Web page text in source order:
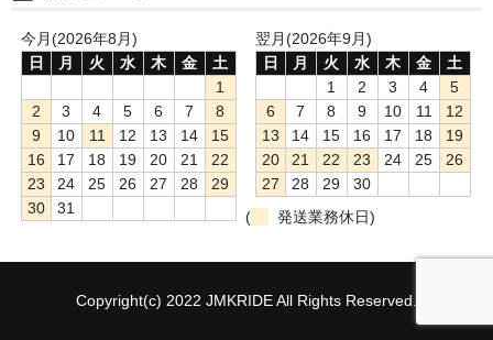
今月(2026年8月)
日
月 火 水 木 金
土
1
2
3 4 5 6 7
8
9
10 11 12 13 14
15
16
17 18 19 20 21
22
23
24 25 26 27 28
29
30
31
翌月(2026年9月)
日
月 火 水 木 金
土
1
2 3 4
5
6
7 8 9 10 11
12
13
14 15 16 17 18
19
20
21 22 23 24 25
26
27
28 29
30
(
発送業務休日)
Copyright(c) 2022 JMKRIDE All Rights Reserved.